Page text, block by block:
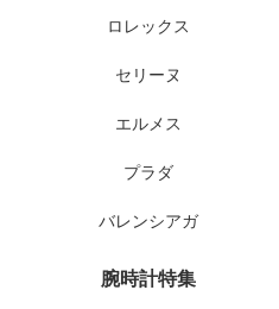
ロレックス
セリーヌ
エルメス
プラダ
バレンシアガ
腕時計特集